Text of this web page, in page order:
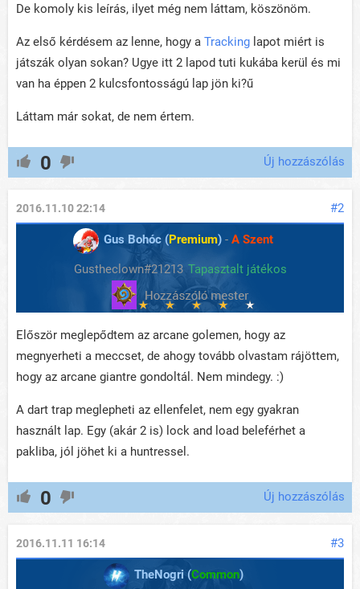
De komoly kis leírás, ilyet még nem láttam, köszönöm.
Az első kérdésem az lenne, hogy a Tracking lapot miért is
játszák olyan sokan? Ugye itt 2 lapod tuti kukába kerül és mi
van ha éppen 2 kulcsfontosságú lap jön ki?ű
Láttam már sokat, de nem értem.
0 Új hozzászólás
#2
2016.11.10 22:14
Gus Bohóc (Premium) - A Szent
Gustheclown#21213 Tapasztalt játékos
Először meglepődtem az arcane golemen, hogy az
megnyerheti a meccset, de ahogy tovább olvastam rájöttem,
hogy az arcane giantre gondoltál. Nem mindegy. :)
A dart trap meglepheti az ellenfelet, nem egy gyakran
használt lap. Egy (akár 2 is) lock and load beleférhet a
pakliba, jól jöhet ki a huntressel.
0 Új hozzászólás
#3
2016.11.11 16:14
TheNogri (Common)